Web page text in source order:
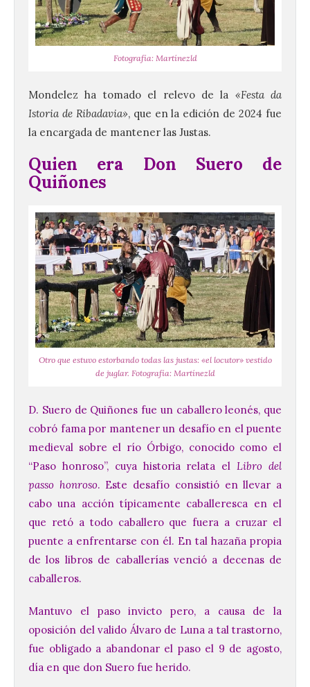
Fotografía: Martínezld
Mondelez ha tomado el relevo de la «Festa da
Istoria de Ribadavia», que en la edición de 2024 fue
la encargada de mantener las Justas.
Quien era Don Suero de
Quiñones
Otro que estuvo estorbando todas las justas: «el locutor» vestido
de juglar. Fotografía: Martínezld
D. Suero de Quiñones fue un caballero leonés, que
cobró fama por mantener un desafío en el puente
medieval sobre el río Órbigo, conocido como el
“Paso honroso”, cuya historia relata elLibro del
passo honroso. Este desafío consistió en llevar a
cabo una acción típicamente caballeresca en el
que retó a todo caballero que fuera a cruzar el
puente a enfrentarse con él. En tal hazaña propia
de los libros de caballerías venció a decenas de
caballeros.
Mantuvo el paso invicto pero, a causa de la
oposición del valido Álvaro de Luna a tal trastorno,
fue obligado a abandonar el paso el 9 de agosto,
día en que don Suero fue herido.